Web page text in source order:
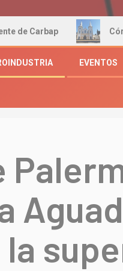
Córdoba suma
EVENTOS
la